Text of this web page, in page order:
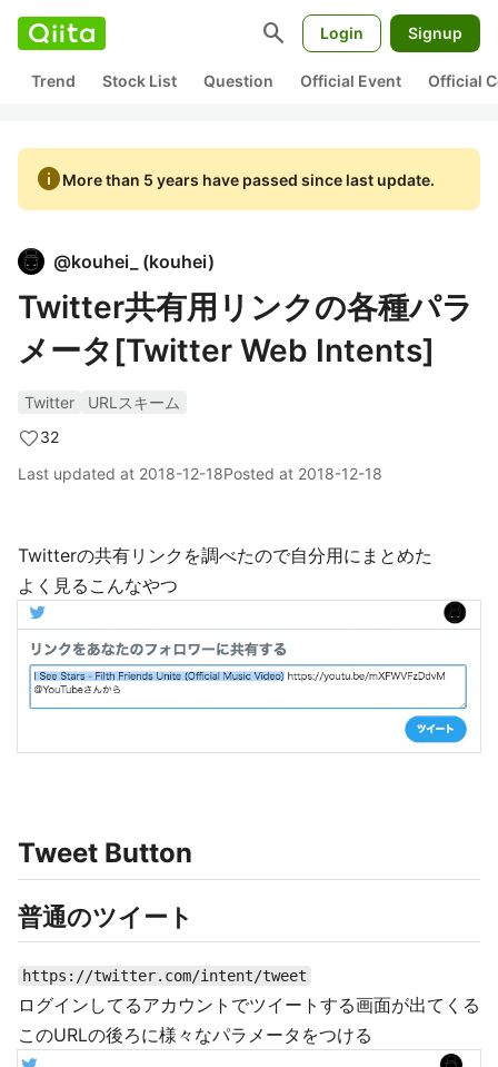
search Login Signup
Trend Stock List Question Official Event Official
infoMore than 5 years have passed since last update.
@kouhei_ (kouhei)
Twitter共有用リンクの各種パラ
メータ[Twitter Web Intents]
Twitter
URLスキーム
32
Last updated at 2018-12-18Posted at 2018-12-18
Twitterの共有リンクを調べたので自分用にまとめた
よく見るこんなやつ
Tweet Button
普通のツイート
https://twitter.com/intent/tweet
ログインしてるアカウントでツイートする画面が出てくる
このURLの後ろに様々なパラメータをつける